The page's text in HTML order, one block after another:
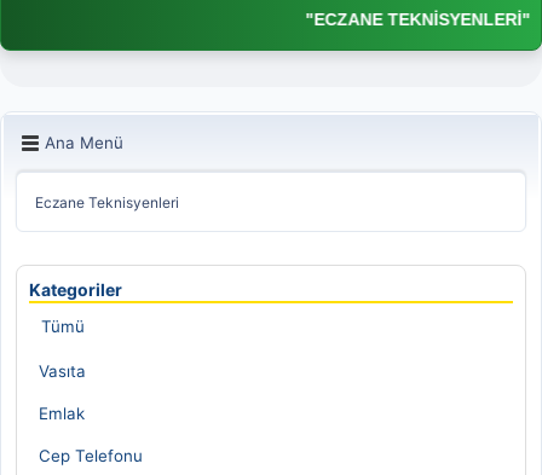
"ECZANE TEKNİSYENLERİ"
Ana Menü
Eczane Teknisyenleri
Kategoriler
Tümü
Vasıta
Emlak
Cep Telefonu